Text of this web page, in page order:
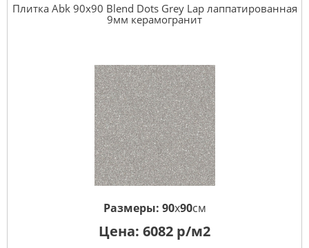
Плитка Abk 90x90 Blend Dots Grey Lap лаппатированная
9мм керамогранит
Размеры: 90x90см
Цена: 6082 р/м2